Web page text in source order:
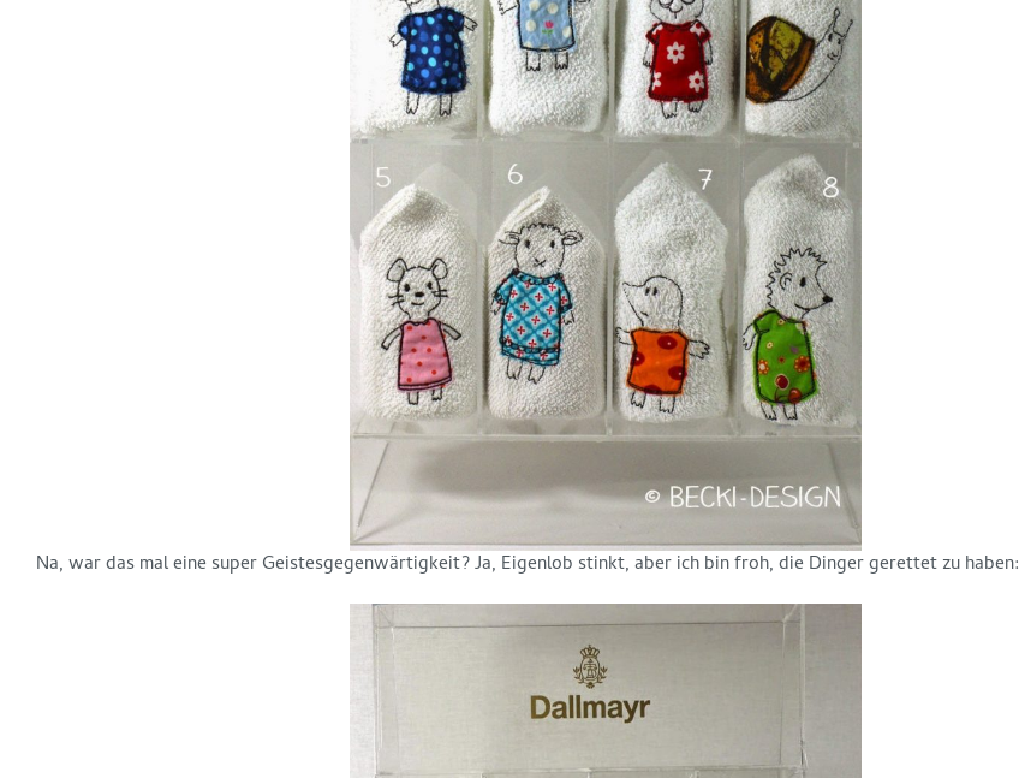
Na, war das mal eine super Geistesgegenwärtigkeit? Ja, Eigenlob stinkt, aber ich bin froh, die Dinger gerettet zu haben: